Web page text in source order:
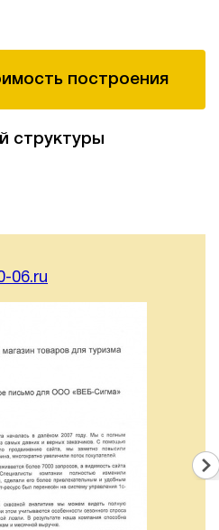
построения
структуры
06.ru